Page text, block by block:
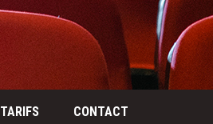
TARIFS CONTACT